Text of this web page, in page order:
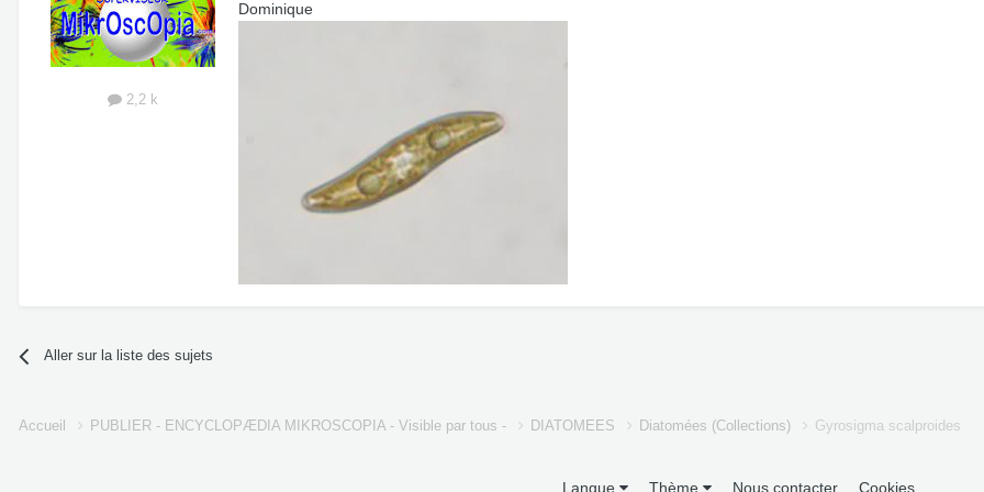
2,2 k
Dominique
Aller sur la liste des sujets
Accueil PUBLIER - ENCYCLOPÆDIA MIKROSCOPIA - Visible par tous - DIATOMEES Diatomées (Collections) Gyrosigma scalproides
Langue Thème Nous contacter Cookies